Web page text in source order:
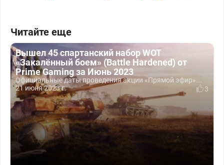
Читайте еще
Вышел 45 спартанский набор WOT
«Закалённый боем» (Battle Hardened) от
Prime Gaming за Июнь 2023
Официальные даты проведения акции «Прямой эфир»...
21 июня 2023 г.
3